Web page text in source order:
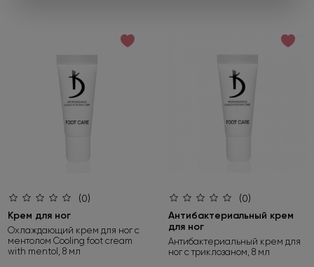
(0)
Крем для ног
Охлаждающий крем для ног с
ментолом Cooling foot cream
with mentol, 8 мл
(0)
Антибактериальный крем
для ног
Антибактериальный крем для
ног с триклозаном, 8 мл
Оформляйте заказ от 450 грн и
выбирайте подарок
Не забудьте нажать «Выбрать подарок» при
оформлении заказа. Предложение действует только до